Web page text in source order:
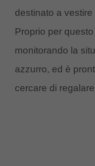
destinato a
Proprio per
monitorando la
azzurro, ed è
cercare di